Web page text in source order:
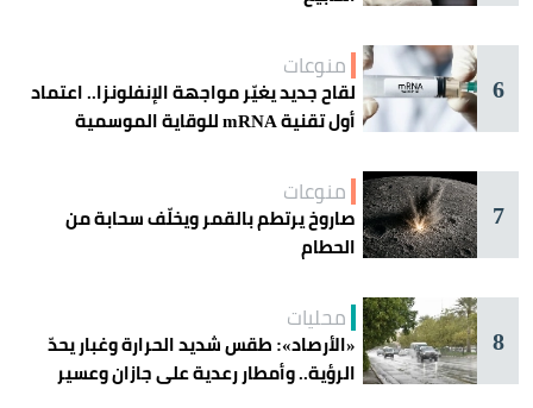
6
منوعات
لقاح جديد يغيّر مواجهة الإنفلونزا.. اعتماد
أول تقنية mRNA للوقاية الموسمية
7
منوعات
صاروخ يرتطم بالقمر ويخلّف سحابة من
الحطام
8
محليات
«الأرصاد»: طقس شديد الحرارة وغبار يحدّ
الرؤية.. وأمطار رعدية على جازان وعسير